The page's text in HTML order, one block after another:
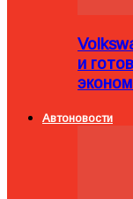
и
Автоновости